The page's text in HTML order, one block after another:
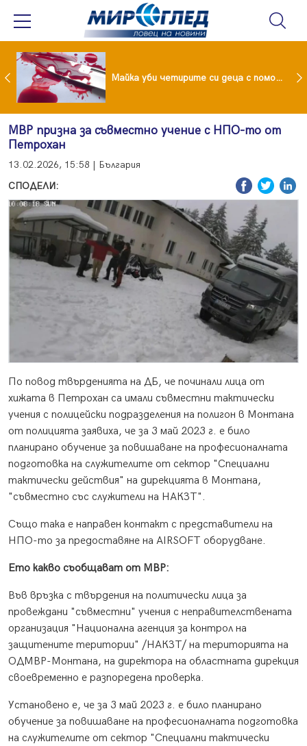
Проф.Кантарджиев: Пазете се от комарите и полово предаваните инфекции Майка уби четирите си деца с помощта на баба им, след което се самоуби
МВР призна за съвместно учение с НПО-то от
Петрохан
13.02.2026, 15:58 | България
СПОДЕЛИ:
По повод твърденията на ДБ, че починали лица от
хижата в Петрохан са имали съвместни тактически
учения с полицейски подразделения на полигон в Монтана
от полицията заявиха, че за 3 май 2023 г. е било
планирано обучение за повишаване на професионалната
подготовка на служителите от сектор "Специални
тактически действия" на дирекцията в Монтана,
"съвместно със служители на НАКЗТ".
Също така е направен контакт с представители на
НПО-то за предоставяне на AIRSOFT оборудване.
Ето какво съобщават от МВР:
Във връзка с твърдения на политически лица за
провеждани "съвместни" учения с неправителствената
организация "Национална агенция за контрол на
защитените територии" /НАКЗТ/ на територията на
ОДМВР-Монтана, на директора на областната дирекция
своевременно е разпоредена проверка.
Установено е, че за 3 май 2023 г. е било планирано
обучение за повишаване на професионалната подготовка
на служителите от сектор "Специални тактически